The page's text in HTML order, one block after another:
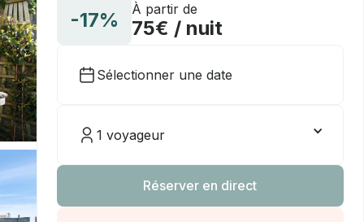
-17% À partir de
75€ / nuit
Sélectionner une date
1 voyageur
Réserver en direct